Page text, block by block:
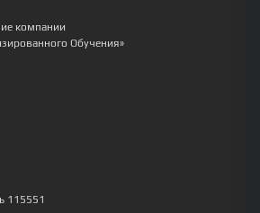
компании
Обучения»
115551